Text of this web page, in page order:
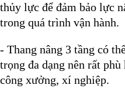
thủy lực để đảm bảo lực
trong quá trình vận hành.
- Thang nâng 3 tầng có
trọng đa dạng nên rất
công xưởng, xí nghiệp.